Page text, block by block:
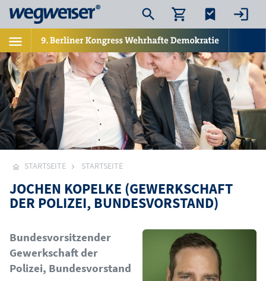
STARTSEITE STARTSEITE
JOCHEN KOPELKE (GEWERKSCHAFT
DER POLIZEI, BUNDESVORSTAND)
Bild
Bundesvorsitzender
Gewerkschaft der
Polizei, Bundesvorstand